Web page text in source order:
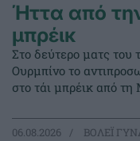
Ήττα από
μπρέικ
Στο δεύτερο ματς του
Ουρμπίνο το
στο τάι μπρέικ από
06.08.2026 ΒΟΛΕΪ